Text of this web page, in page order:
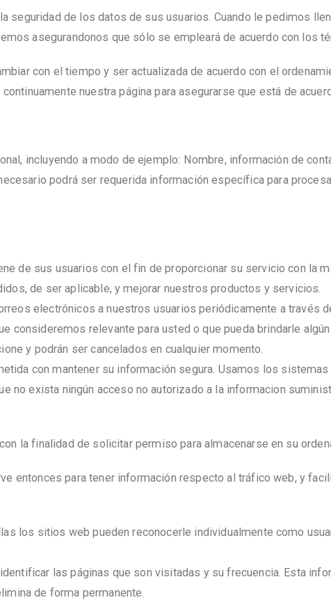
seguridad de los datos de sus usuarios. Cuando le pedimos
asegurandonos que sólo se empleará de acuerdo con los
con el tiempo y ser actualizada de acuerdo con el
nuestra página para asegurarse que está de
incluyendo a modo de ejemplo: Nombre, información de
podrá ser requerida información específica para
de sus usuarios con el fin de proporcionar su servicio con la
de ser aplicable, y mejorar nuestros productos y servicios.
electrónicos a nuestros usuarios periódicamente a través
consideremos relevante para usted o que pueda brindarle
y podrán ser cancelados en cualquier momento.
con mantener su información segura. Usamos los
no exista ningún acceso no autorizado a la informacion
la finalidad de solicitar permiso para almacenarse en su
entonces para tener información respecto al tráfico web, y
los sitios web pueden reconocerle individualmente como
las páginas que son visitadas y su frecuencia. Esta
de forma permanente.